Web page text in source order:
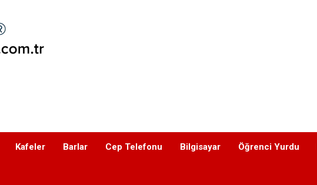
Kafeler Barlar Cep Telefonu Bilgisayar Öğrenci Yurdu